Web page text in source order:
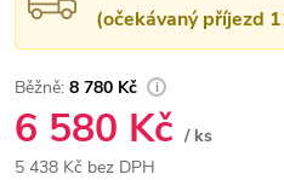
(očekávaný příjezd
8 780 Kč
6 580 Kč / ks
5 438 Kč bez DPH